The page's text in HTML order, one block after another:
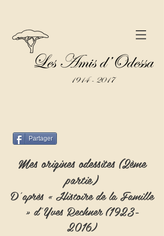
Partager
Mes origines odessites (2ème
partie)
D’après « Histoire de la Famille
» d’Yves Rechner(1923-
2016)